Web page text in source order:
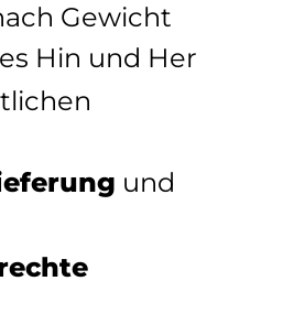
Gewicht
Hin und Her
und